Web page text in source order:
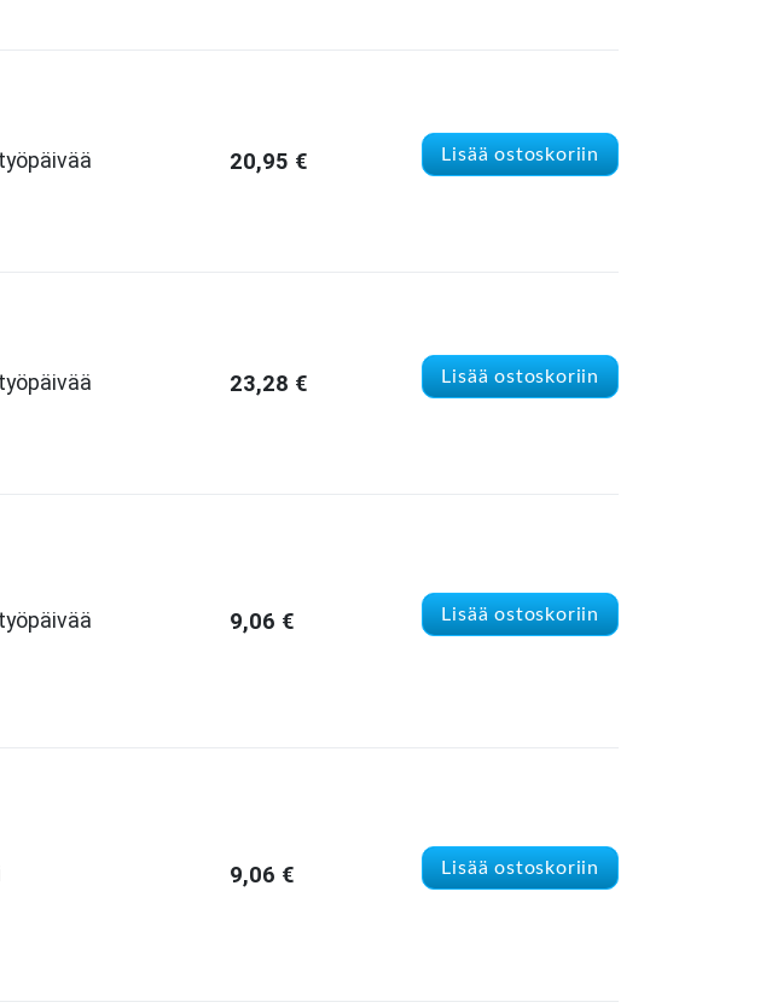
20,95 € Lisää ostoskoriin
23,28 € Lisää ostoskoriin
9,06 € Lisää ostoskoriin
9,06 € Lisää ostoskoriin